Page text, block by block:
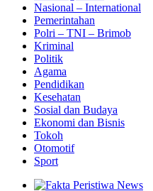
Nasional – International
Pemerintahan
Polri – TNI – Brimob
Kriminal
Politik
Agama
Pendidikan
Kesehatan
Sosial dan Budaya
Ekonomi dan Bisnis
Tokoh
Otomotif
Sport